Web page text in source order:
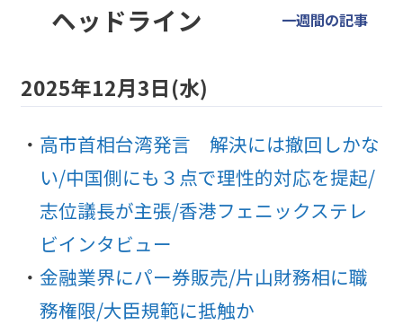
ヘッドライン 一週間の記事
2025年12月3日(水)
高市首相台湾発言 解決には撤回しかな
い/中国側にも３点で理性的対応を提起/
志位議長が主張/香港フェニックステレ
ビインタビュー
金融業界にパー券販売/片山財務相に職
務権限/大臣規範に抵触か